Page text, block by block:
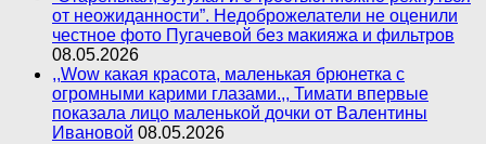
от неожиданности”. Недоброжелатели не оценили
честное фото Пугачевой без макияжа и фильтров
08.05.2026
,,Wow какая красота, маленькая брюнетка с
огромными карими глазами.,, Тимати впервые
показала лицо маленькой дочки от Валентины
Ивановой 08.05.2026